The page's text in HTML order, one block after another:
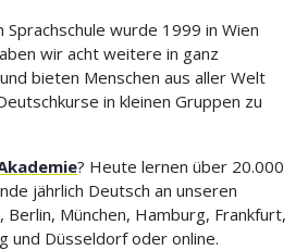
wurde 1999 in Wien
wir acht weitere in ganz
bieten Menschen aus aller Welt
in kleinen Gruppen zu
? Heute lernen über 20.000
jährlich Deutsch an unseren
Berlin, München, Hamburg, Frankfurt,
und Düsseldorf oder online.